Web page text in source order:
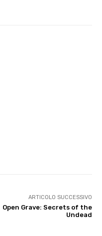
ARTICOLO SUCCESSIVO
Open Grave: Secrets of the
Undead